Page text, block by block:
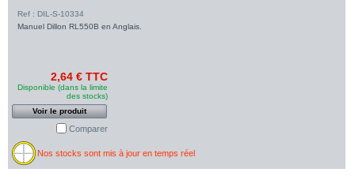
Ref : DIL-S-10334
Manuel Dillon RL550B en Anglais.
2,64 € TTC
Disponible (dans la limite
des stocks)
Voir le produit
Comparer
Nos stocks sont mis à jour en temps réel